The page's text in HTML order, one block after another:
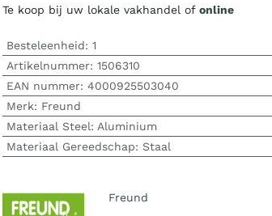
Te koop bij uw lokale vakhandel of online
Besteleenheid: 1
Artikelnummer: 1506310
EAN nummer: 4000925503040
Merk: Freund
Materiaal Steel: Aluminium
Materiaal Gereedschap: Staal
Freund